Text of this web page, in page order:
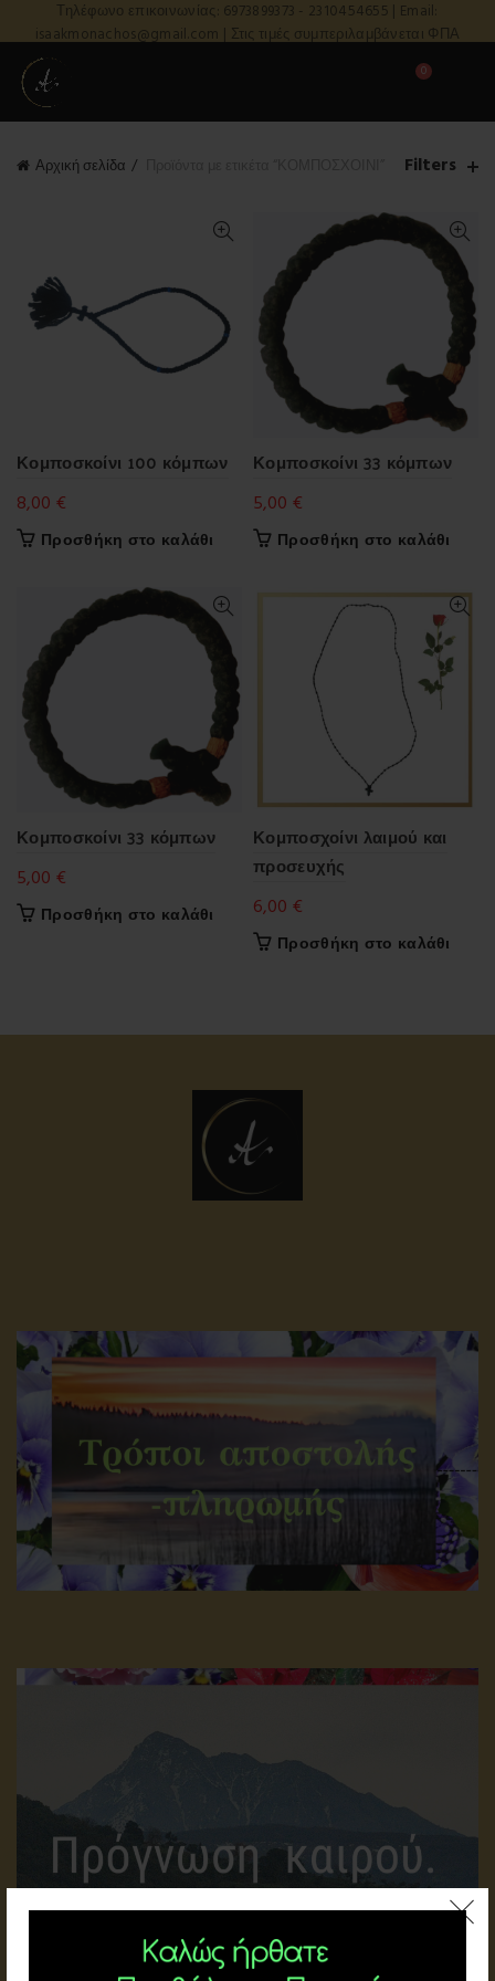
Τηλέφωνο επικοινωνίας: 6973899373 - 2310454655 | Email:
isaakmonachos@gmail.com | Στις τιμές συμπεριλαμβάνεται ΦΠΑ
0
Αρχική σελίδα Filters
Κομποσκοίνι 100 κόμπων
8,00 €
Προσθήκη στο καλάθι
Κομποσκοίνι 33 κόμπων
5,00 €
Προσθήκη στο καλάθι
Κομποσκοίνι 33 κόμπων
5,00 €
Προσθήκη στο καλάθι
Κομποσχοίνι λαιμού και
προσευχής
6,00 €
Προσθήκη στο καλάθι